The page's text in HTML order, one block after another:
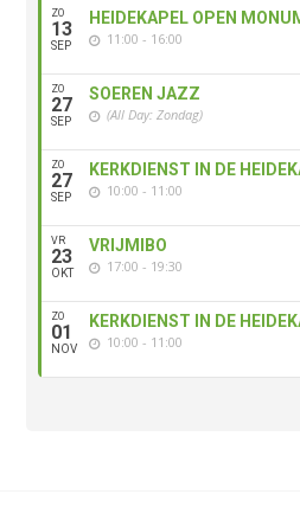
ZO
13
SEP
HEIDEKAPEL OPEN
11:00 - 16:00
ZO
27
SEP
SOEREN JAZZ
(All Day: Zondag)
ZO
27
SEP
KERKDIENST IN DE
10:00 - 11:00
VR
23
OKT
VRIJMIBO
17:00 - 19:30
ZO
01
NOV
KERKDIENST IN DE
10:00 - 11:00